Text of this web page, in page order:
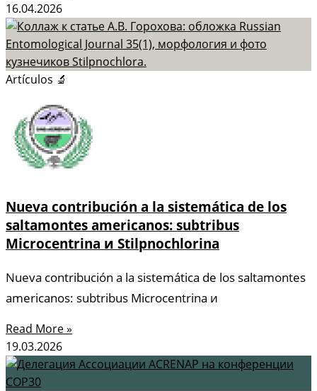
16.04.2026
Artículos 🔬
Nueva contribución a la sistemática de los
saltamontes americanos: subtribus
Microcentrina и Stilpnochlorina
Nueva contribución a la sistemática de los saltamontes
americanos: subtribus Microcentrina и
Read More »
19.03.2026